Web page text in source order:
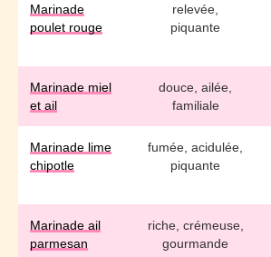
Marinade
poulet rouge
relevée,
piquante
Marinade miel
et ail
douce, ailée,
familiale
Marinade lime
chipotle
fumée, acidulée,
piquante
Marinade ail
parmesan
riche, crémeuse,
gourmande